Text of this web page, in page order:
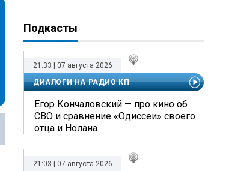
Подкасты
21:33 | 07 августа 2026
ДИАЛОГИ НА РАДИО КП
Егор Кончаловский — про кино об
СВО и сравнение «Одиссеи» своего
отца и Нолана
21:03 | 07 августа 2026